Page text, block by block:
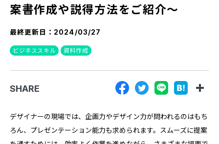
『SUNGROVE』について
利用規約
広告掲載に関する規約
案書作成や説得方法をご紹介～
最終更新日： 2024/03/27
ビジネススキル 資料作成
SHARE
デザイナーの現場では、企画力やデザイン力が問われるのはもち
ろん、プレゼンテーション能力も求められます。スムーズに提案